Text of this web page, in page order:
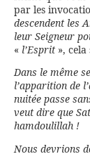
par les
descendent les
leur Seigneur
« l’Esprit »,
Dans le même
l’apparition de
nuitée passe
veut dire que
hamdoulillah !
Nous devrions